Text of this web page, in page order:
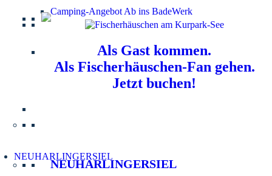
Camping-Angebot Ab ins BadeWerk
Als Gast kommen.
Als Fischerhäuschen-Fan gehen.
Jetzt buchen!
NEUHARLINGERSIEL
NEUHARLINGERSIEL